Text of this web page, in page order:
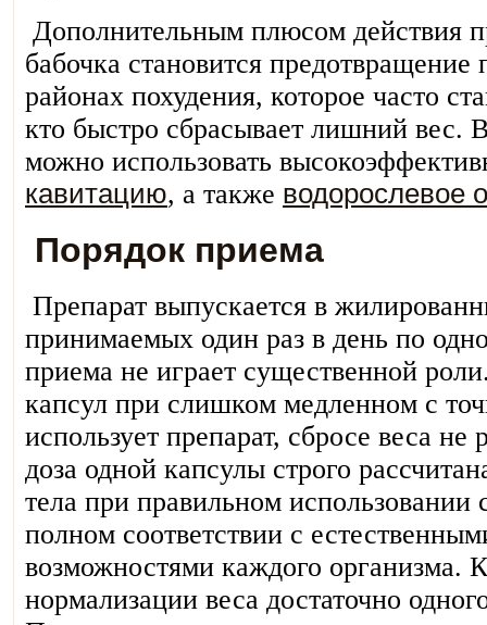
Дополнительным плюсом действия
бабочка становится
районах похудения, которое часто
кто быстро сбрасывает лишний вес.
можно использовать
кавитацию, а также водорослевое
Порядок приема
Препарат выпускается в
принимаемых один раз в день по
приема не играет существенной
капсул при слишком медленном с
использует препарат, сбросе веса не
доза одной капсулы строго
тела при правильном использовании
полном соответствии с
возможностями каждого организма.
нормализации веса достаточно